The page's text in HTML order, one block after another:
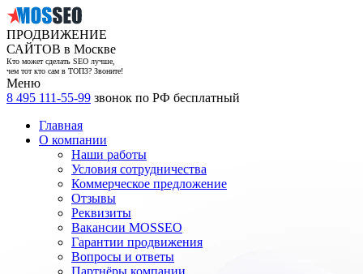
ПРОДВИЖЕНИЕ
САЙТОВ в Москве
Кто может сделать SEO лучше,
чем тот кто сам в ТОП3? Звоните!
Меню
8 495 111-55-99 звонок по РФ бесплатный
Главная
О компании
Наши работы
Условия сотрудничества
Коммерческое предложение
Отзывы
Реквизиты
Вакансии MOSSEO
Гарантии продвижения
Вопросы и ответы
Партнёры компании